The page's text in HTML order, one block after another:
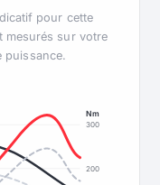
pour cette
mesurés sur votre
puissance.
200
300
Nm